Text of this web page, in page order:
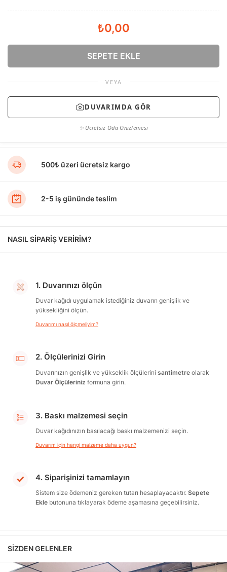
₺0,00
SEPETE EKLE
VEYA
DUVARIMDA GÖR
✨ Ücretsiz Oda Önizlemesi
500₺ üzeri ücretsiz kargo
2-5 iş gününde teslim
NASIL SİPARİŞ VERİRİM?
1. Duvarınızı ölçün
Duvar kağıdı uygulamak istediğiniz duvarın genişlik ve
yüksekliğini ölçün.
Duvarımı nasıl ölçmeliyim?
2. Ölçülerinizi Girin
Duvarınızın genişlik ve yükseklik ölçülerini santimetre olarak
Duvar Ölçüleriniz formuna girin.
3. Baskı malzemesi seçin
Duvar kağıdınızın basılacağı baskı malzemenizi seçin.
Duvarım için hangi malzeme daha uygun?
4. Siparişinizi tamamlayın
Sistem size ödemeniz gereken tutarı hesaplayacaktır. Sepete
Ekle butonuna tıklayarak ödeme aşamasına geçebilirsiniz.
SIZDEN GELENLER